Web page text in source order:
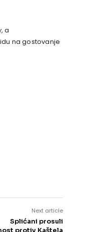
a
na gostovanje
Next article
Splićani prosuli